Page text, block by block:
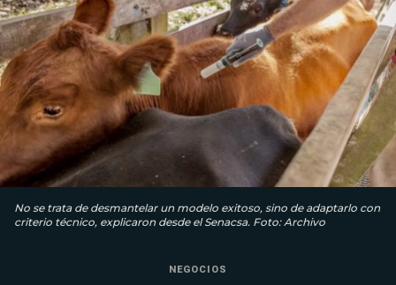
No se trata de desmantelar un modelo exitoso, sino de adaptarlo con
criterio técnico, explicaron desde el Senacsa. Foto: Archivo
NEGOCIOS